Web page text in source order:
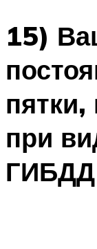
15)
при
ГИБДД